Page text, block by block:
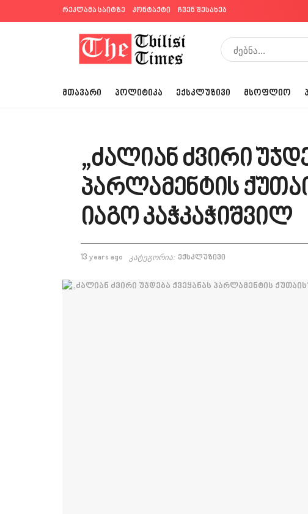
რეკლამა საიტზე კონტაქტი ჩვენ შესახებ
ᲛᲗᲐᲕᲐᲠᲘ ᲞᲝᲚᲘᲢᲘᲙᲐ ᲔᲥᲡᲙᲚᲣᲖᲘᲕᲘ ᲛᲡᲝᲤᲚᲘᲝ
„ძალიან ძვირი
პარლამენტის
იაგო კაჭკაჭიშვილ
13 years ago კატეგორია: ექსკლუზივი